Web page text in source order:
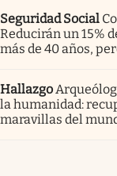
Seguridad Social
Reducirán un 15%
más de 40 años,
Hallazgo
la humanidad:
maravillas del